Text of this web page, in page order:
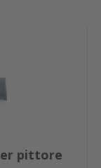
pittore